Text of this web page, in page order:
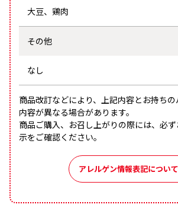
大豆、鶏肉
その他
なし
商品改訂などにより、上記内容とお持ち
内容が異なる場合があります。
商品ご購入、お召し上がりの際には、必
示をご確認ください。
アレルゲン情報表記について